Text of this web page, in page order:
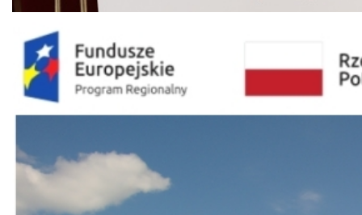
7-9 wrzesień 2026 r. (pon.-śro.) - Małaszewicze Duże
16 wrzesień 2026 r. (śro.) - Polatycze
17-18 wrzesień 2026 r. (czw.- pią.) - Lebiedziew
21-23 wrzesień 2026 r. (pon.-śro.) - Kolonia Dobratycze / Kołpin
Ogrodniki
5-9 październik 2026 r. (pon.-pią.) - Małaszewicze